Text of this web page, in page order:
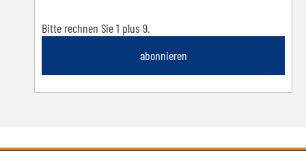
Bitte rechnen Sie 1 plus 9.
abonnieren